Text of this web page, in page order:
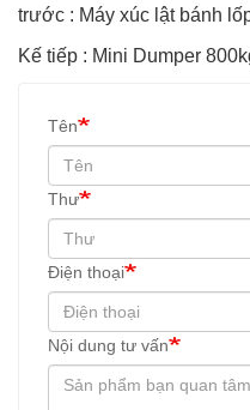
trước : Máy xúc lật bánh
Kế tiếp : Mini Dumper
Tên
Thư
Điện thoại
Nội dung tư vấn